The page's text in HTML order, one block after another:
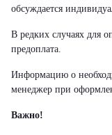
обсуждается
В редких случаях для
предоплата.
Информацию о
менеджер при
Важно!